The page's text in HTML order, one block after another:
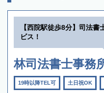
【西院駅徒歩8分】司法
ビス！
林司法書士事務
19時以降TEL可 土日祝OK